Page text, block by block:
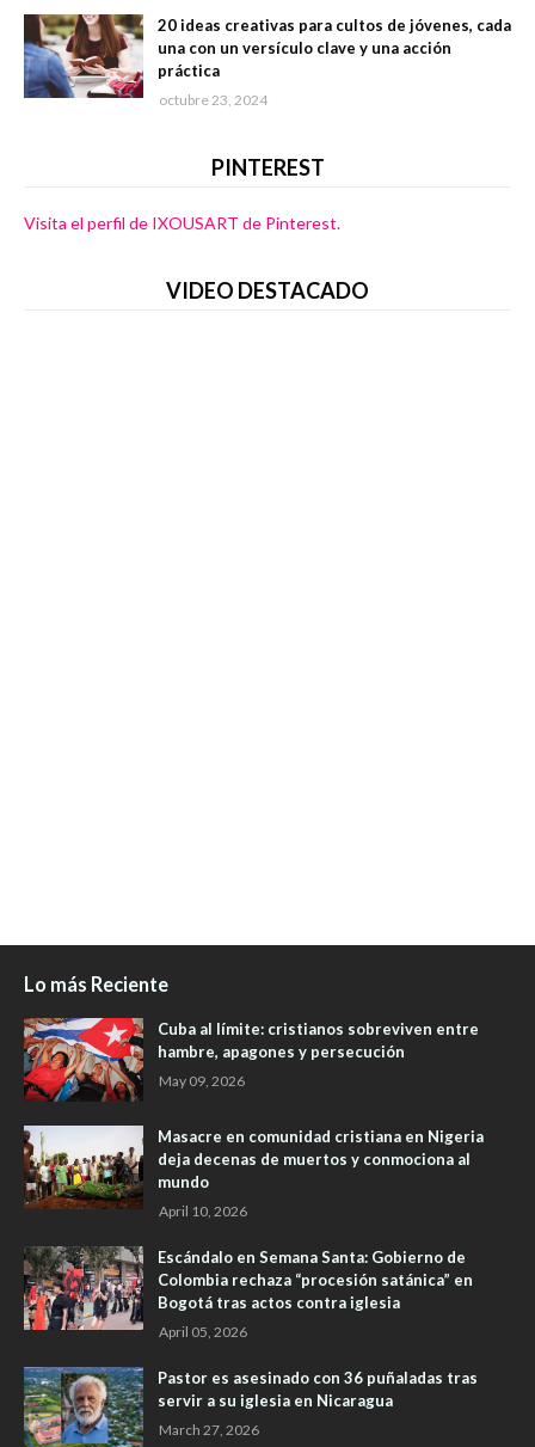
20 ideas creativas para cultos de jóvenes, cada
una con un versículo clave y una acción
práctica
octubre 23, 2024
PINTEREST
Visita el perfil de IXOUSART de Pinterest.
VIDEO DESTACADO
Lo más Reciente
Cuba al límite: cristianos sobreviven entre
hambre, apagones y persecución
May 09, 2026
Masacre en comunidad cristiana en Nigeria
deja decenas de muertos y conmociona al
mundo
April 10, 2026
Escándalo en Semana Santa: Gobierno de
Colombia rechaza “procesión satánica” en
Bogotá tras actos contra iglesia
April 05, 2026
Pastor es asesinado con 36 puñaladas tras
servir a su iglesia en Nicaragua
March 27, 2026